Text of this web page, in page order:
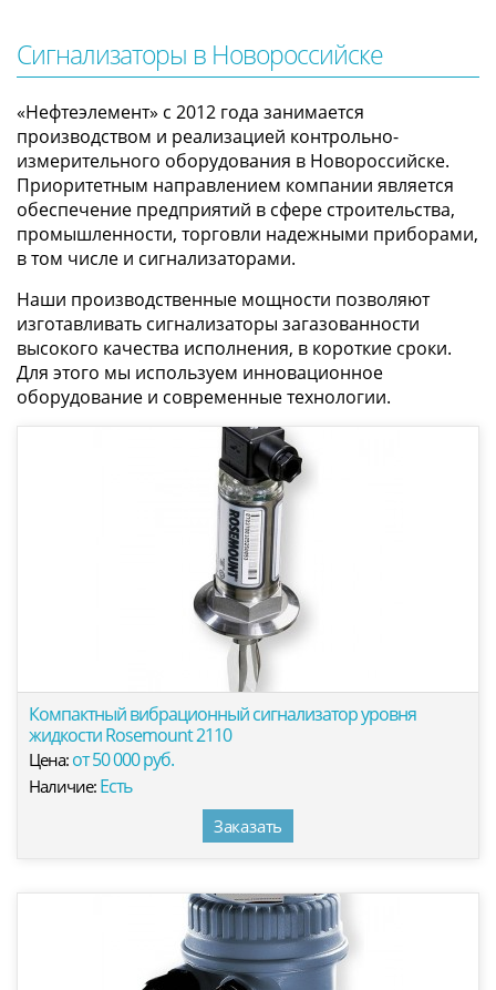
Сигнализаторы в Новороссийске
«Нефтеэлемент» с 2012 года занимается
производством и реализацией контрольно-
измерительного оборудования в Новороссийске.
Приоритетным направлением компании является
обеспечение предприятий в сфере строительства,
промышленности, торговли надежными приборами,
в том числе и сигнализаторами.
Наши производственные мощности позволяют
изготавливать сигнализаторы загазованности
высокого качества исполнения, в короткие сроки.
Для этого мы используем инновационное
оборудование и современные технологии.
Компактный вибрационный сигнализатор уровня
жидкости Rosemount 2110
Цена: от 50 000 руб.
Наличие: Есть
Заказать